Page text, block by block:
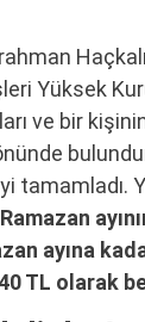
Yüksek
ve bir
tamamladı.
ayına
TL olarak